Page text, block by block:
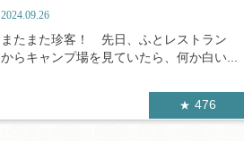
2024.09.26
またまた珍客！ 先日、ふとレストラン
からキャンプ場を見ていたら、何か白い...
476